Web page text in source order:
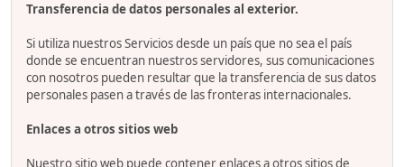
Transferencia de datos personales al exterior.
Si utiliza nuestros Servicios desde un país que no sea el país
donde se encuentran nuestros servidores, sus comunicaciones
con nosotros pueden resultar que la transferencia de sus datos
personales pasen a través de las fronteras internacionales.
Enlaces a otros sitios web
Nuestro sitio web puede contener enlaces a otros sitios de